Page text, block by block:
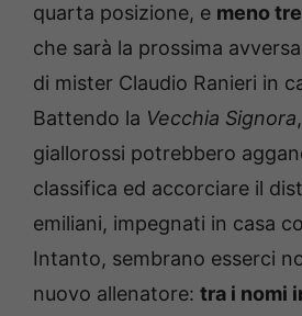
quarta posizione, e meno
che sarà la prossima
di mister Claudio Ranieri in
Battendo la Vecchia Signora
giallorossi potrebbero
classifica ed accorciare il
emiliani, impegnati in casa
Intanto, sembrano esserci
nuovo allenatore: tra i nomi